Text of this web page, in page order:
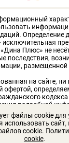
Определение
исключительная
Плюс» не несёт
последствия,
размещенной
на сайте, ни
офертой,
подробной
о стоимости
ООО «Дина
файлы cookie
сайт,
cookie.
cookie.